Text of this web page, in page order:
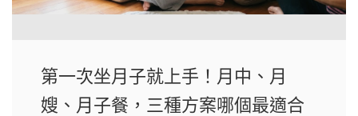
第一次坐月子就上手！月中、月
嫂、月子餐，三種方案哪個最適合